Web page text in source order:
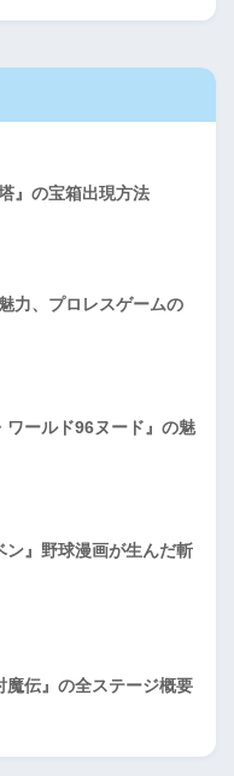
』の宝箱出現方法
力、プロレスゲームの
ワールド96ヌード』の魅
ン』野球漫画が生んだ斬
魔伝』の全ステージ概要